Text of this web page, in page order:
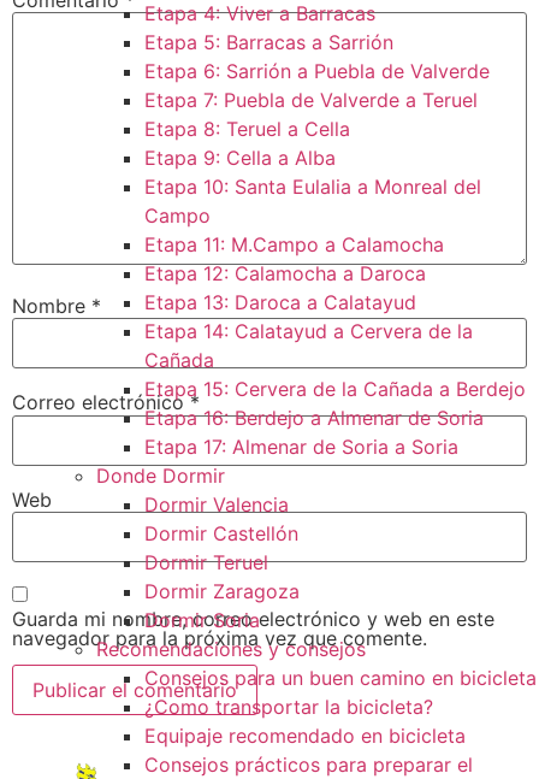
Etapa 4: Viver a Barracas
Etapa 5: Barracas a Sarrión
Etapa 6: Sarrión a Puebla de Valverde
Etapa 7: Puebla de Valverde a Teruel
Etapa 8: Teruel a Cella
Etapa 9: Cella a Alba
Etapa 10: Santa Eulalia a Monreal del
Campo​
Etapa 11: M.Campo a Calamocha​
Etapa 12: Calamocha a Daroca ​
Etapa 13: Daroca a Calatayud
Etapa 14: Calatayud a Cervera de la
Cañada​
Etapa 15: Cervera de la Cañada a Berdejo
Etapa 16: Berdejo a Almenar de Soria
Etapa 17: Almenar de Soria a Soria ​
Donde Dormir
Dormir Valencia
Dormir Castellón
Dormir Teruel
Dormir Zaragoza
Dormir Soria
Recomendaciones y consejos
Consejos para un buen camino en bicicleta
¿Como transportar la bicicleta?
Equipaje recomendado en bicicleta
Consejos prácticos para preparar el
Nombre *
Correo electrónico*
Web
Guarda mi nombre, correo electrónico y web en este
navegador para la próxima vez que comente.